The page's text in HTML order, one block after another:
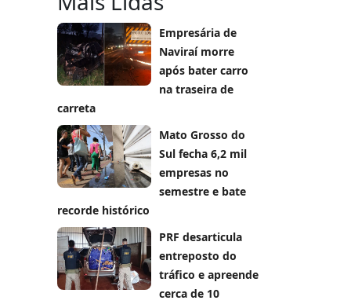
Empresária de
Naviraí morre
após bater carro
na traseira de
carreta
Mato Grosso do
Sul fecha 6,2 mil
empresas no
semestre e bate
recorde histórico
PRF desarticula
entreposto do
tráfico e apreende
cerca de 10